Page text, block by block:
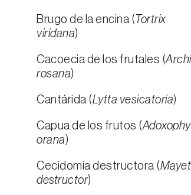
Brugo de la encina ( Tortrix
viridana)
Cacoecia de los frutales (
rosana)
Cantárida (Lytta vesicatoria)
Capua de los frutos (
orana)
Cecidomía destructora (
destructor)